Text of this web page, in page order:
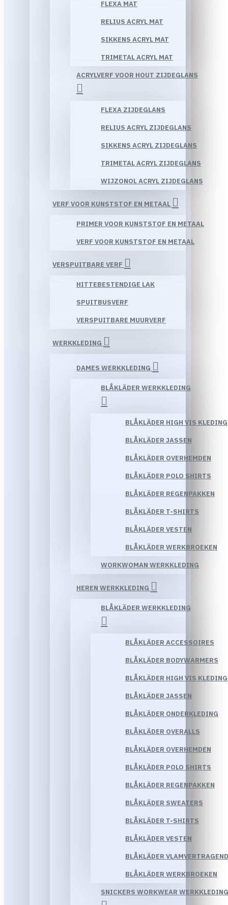
FLEXA MAT
RELIUS ACRYL MAT
SIKKENS ACRYL MAT
TRIMETAL ACRYL MAT
ACRYLVERF VOOR HOUT ZIJDEGLANS
FLEXA ZIJDEGLANS
RELIUS ACRYL ZIJDEGLANS
SIKKENS ACRYL ZIJDEGLANS
TRIMETAL ACRYL ZIJDEGLANS
WIJZONOL ACRYL ZIJDEGLANS
VERF VOOR KUNSTSTOF EN METAAL
PRIMER VOOR KUNSTSTOF EN METAAL
VERF VOOR KUNSTSTOF EN METAAL
VERSPUITBARE VERF
HITTEBESTENDIGE LAK
SPUITBUSVERF
VERSPUITBARE MUURVERF
WERKKLEDING
DAMES WERKKLEDING
BLÅKLÄDER WERKKLEDING
BLÅKLÄDER HIGH VIS KLEDING
BLÅKLÄDER JASSEN
BLÅKLÄDER OVERHEMDEN
BLÅKLÄDER POLO SHIRTS
BLÅKLÄDER REGENPAKKEN
BLÅKLÄDER T-SHIRTS
BLÅKLÄDER VESTEN
BLÅKLÄDER WERKBROEKEN
WORKWOMAN WERKKLEDING
HEREN WERKKLEDING
BLÅKLÄDER WERKKLEDING
BLÅKLÄDER ACCESSOIRES
BLÅKLÄDER BODYWARMERS
BLÅKLÄDER HIGH VIS KLEDING
BLÅKLÄDER JASSEN
BLÅKLÄDER ONDERKLEDING
BLÅKLÄDER OVERALLS
BLÅKLÄDER OVERHEMDEN
BLÅKLÄDER POLO SHIRTS
BLÅKLÄDER REGENPAKKEN
BLÅKLÄDER SWEATERS
BLÅKLÄDER T-SHIRTS
BLÅKLÄDER VESTEN
BLÅKLÄDER
BLÅKLÄDER WERKBROEKEN
SNICKERS WORKWEAR WERKKLEDING